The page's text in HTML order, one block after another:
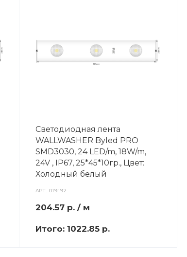
Светодиодная лента
WALLWASHER Byled PRO
SMD3030, 24 LED/m, 18W/m,
24V , IP67, 25*45*10гр., Цвет:
Холодный белый
АРТ. 019192
204.57 р./ м
Итого: 1022.85 р.